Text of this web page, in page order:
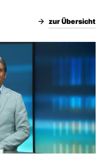
werden
auf der Autobahn
wird im
verliehen
Pfeffingen mit
Saison
zur Übersicht